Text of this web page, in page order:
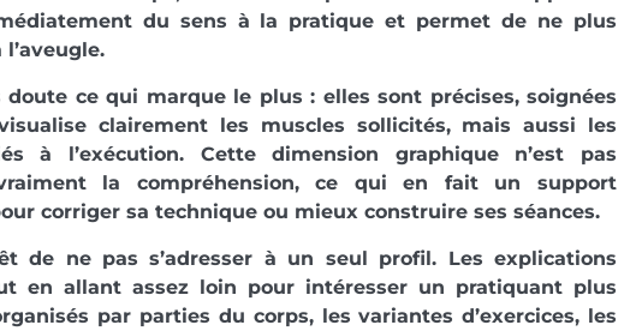
du sens à la pratique et permet de ne plus
doute ce qui marque le plus : elles sont précises, soignées
clairement les muscles sollicités, mais aussi les
à l’exécution. Cette dimension graphique n’est pas
la compréhension, ce qui en fait un support
corriger sa technique ou mieux construire ses séances.
de ne pas s’adresser à un seul profil. Les explications
en allant assez loin pour intéresser un pratiquant plus
par parties du corps, les variantes d’exercices, les